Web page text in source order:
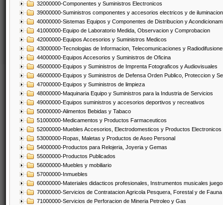
32000000-Componentes y Suministros Electronicos
39000000-Suministros componentes y accesorios electricos y de iluminacion
40000000-Sistemas Equipos y Componentes de Distribucion y
41000000-Equipo de Laboratorio Medida, Observacion y Comprobacion
42000000-Equipos Accesorios y Suministros Medicos
43000000-Tecnologias de Informacion, Telecomunicaciones y
44000000-Equipos Accesorios y Suministros de Oficina
45000000-Equipos y Suministros de Imprenta Fotograficos y Audiovisuales
46000000-Equipos y Suministros de Defensa Orden Publico, Proteccion y
47000000-Equipos y Suministros de limpieza
48000000-Maquinaria Equipo y Suministros para la Industria de Servicios
49000000-Equipos suministros y accesorios deportivos y recreativos
50000000-Alimentos Bebidas y Tabaco
51000000-Medicamentos y Productos Farmaceuticos
52000000-Muebles Accesorios, Electrodomesticos y Productos Electronicos
53000000-Ropas, Maletas y Productos de Aseo Personal
54000000-Productos para Relojeria, Joyeria y Gemas
55000000-Productos Publicados
56000000-Muebles y mobiliario
57000000-Inmuebles
60000000-Materiales didacticos profesionales, Instrumentos musicales
70000000-Servicios de Contratacion Agricola Pesquera, Forestal y de Fauna
71000000-Servicios de Perforacion de Mineria Petroleo y Gas